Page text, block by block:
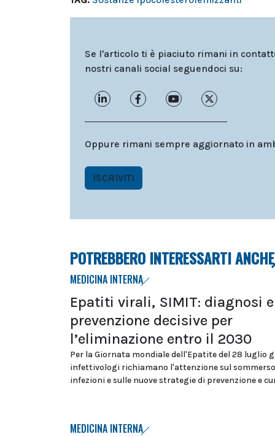
Se l'articolo ti è piaciuto rimani in
nostri canali social seguendoci su:
Oppure rimani sempre aggiornato in
ISCRIVITI
POTREBBERO INTERESSARTI ANCHE
MEDICINA INTERNA
Epatiti virali, SIMIT: diagnosi e
prevenzione decisive per
l’eliminazione entro il 2030
Per la Giornata mondiale dell'Epatite del 28 luglio
infettivologi richiamano l'attenzione sul
infezioni e sulle nuove strategie di prevenzione e
MEDICINA INTERNA